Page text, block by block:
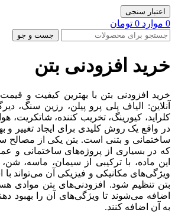
اعتبار سنجی
0 موارد 0 تومان
جست و جو
خرید افزودنی بتن
خرید افزودنی بتن با بهترین کیفیت و
آنلاین: الیاف پلی پرو پیلن، رزین سنگ،
کلراید، کیورینگ، تخریب کننده، شاتکریت،
در واقع یک روش کلیدی برای ایجاد تغییر و
ساختمانی و بتنی است. بتن یکی از
که در بسیاری از پروژه‌های ساختمانی و
این ماده، با ترکیبی از سیمان، ماسه،
ویژگی‌های مکانیکی و فیزیکی آن می‌تواند با
بتن تنظیم شود. افزودنی‌های بتن موادی
اضافه می‌شوند تا ویژگی‌های آن را بهبود
به آن اضافه کنند.